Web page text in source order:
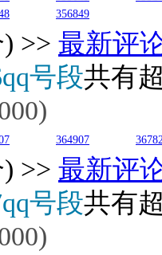
356849
>> 最新评
号段共有
364907
>> 最新评
号段共有